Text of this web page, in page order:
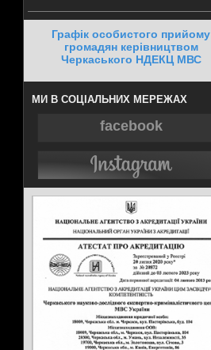
Графік особистого прийому
громадян керівництвом
Черкаського НДЕКЦ МВС
МИ В СОЦІАЛЬНИХ МЕРЕЖАХ
facebook